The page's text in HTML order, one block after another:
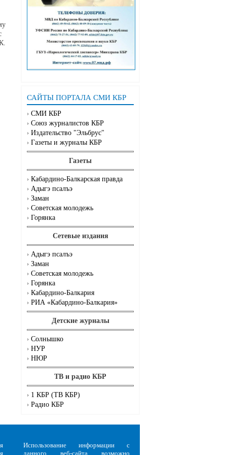
САЙТЫ ПОРТАЛА СМИ КБР
СМИ КБР
Союз журналистов КБР
Издательство "Эльбрус"
Газеты и журналы КБР
Газеты
Кабардино-Балкарская правда
Адыгэ псалъэ
Заман
Советская молодежь
Горянка
Сетевые издания
Адыгэ псалъэ
Заман
Советская молодежь
Горянка
Кабардино-Балкария
РИА «Кабардино-Балкария»
Детские журналы
Солнышко
НУР
НЮР
ТВ и радио КБР
1 КБР (ТВ КБР)
Радио КБР
Использование информации с
данного веб-сайта возможно